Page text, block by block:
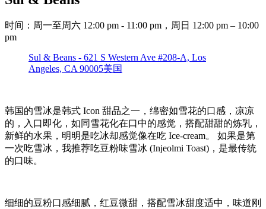
时间：周一至周六 12:00 pm - 11:00 pm，周日 12:00 pm – 10:00
pm
Sul & Beans - 621 S Western Ave #208-A, Los
Angeles, CA 90005美国
韩国的雪冰是韩式 Icon 甜品之一，绵密如雪花的口感，凉凉
的，入口即化，如同雪花化在口中的感觉，搭配甜甜的炼乳，
新鲜的水果，明明是吃冰却感觉像在吃 Ice-cream。 如果是第
一次吃雪冰，我推荐吃豆粉味雪冰 (Injeolmi Toast)，是最传统
的口味。
细细的豆粉口感细腻，红豆微甜，搭配雪冰甜度适中，味道刚